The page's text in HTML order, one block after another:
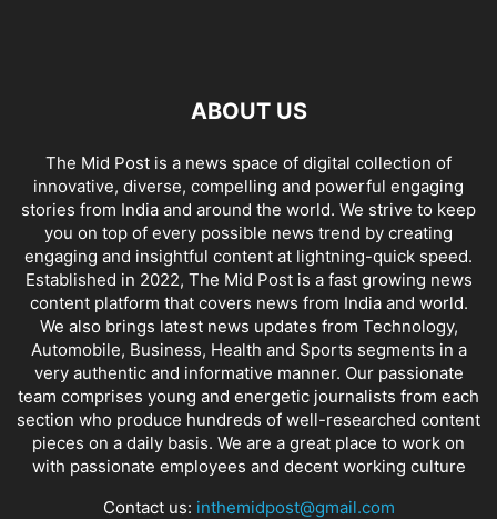
ABOUT US
The Mid Post is a news space of digital collection of
innovative, diverse, compelling and powerful engaging
stories from India and around the world. We strive to keep
you on top of every possible news trend by creating
engaging and insightful content at lightning-quick speed.
Established in 2022, The Mid Post is a fast growing news
content platform that covers news from India and world.
We also brings latest news updates from Technology,
Automobile, Business, Health and Sports segments in a
very authentic and informative manner. Our passionate
team comprises young and energetic journalists from each
section who produce hundreds of well-researched content
pieces on a daily basis. We are a great place to work on
with passionate employees and decent working culture
Contact us: inthemidpost@gmail.com